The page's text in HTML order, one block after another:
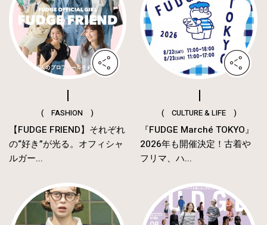
( FASHION )
【FUDGE FRIEND】それぞれ
の“好き”が光る。オフィシャ
ルガー...
( CULTURE & LIFE )
『FUDGE Marché TOKYO』
2026年も開催決定！古着や
フリマ、ハ...